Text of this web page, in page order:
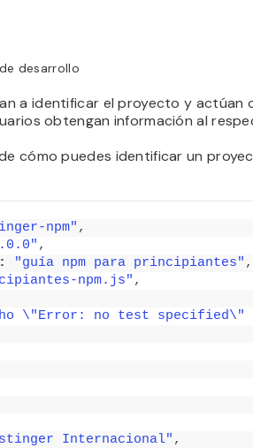
desarrollo
a identificar el proyecto y actúan
obtengan información al
cómo puedes identificar un
npm" ,
,
"guía npm para principiantes" ,
npm.js" ,
\"Error: no test specified\"
Internacional" ,